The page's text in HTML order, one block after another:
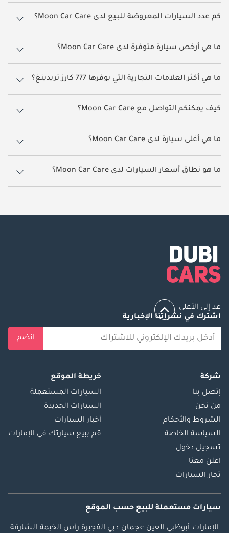
يقع Moon Car Care في دبي.
كم عدد السيارات المعروضة للبيع لدى Moon Car Care؟
يضم Moon Car Care حالياً 22 سيارات معروضة للبيع على دوبي كارز.
ما هي أرخص سيارة متوفرة لدى Moon Car Care؟
أرخص سيارة متوفرة حالياً لدى Moon Car Care هي رينو سيمبول بسعر
يقارب
14,000.
ما هي أكثر العلامات التجارية التي يوفرها 777 كارز تريدينغ؟
يوفر Moon Car Care مجموعة كبيرة من سيارات ميتسوبيشي باجيرو, تويوتا
كورولا, نيسان كيكس, هوندا سي آر في, مرسيدس بنز G 63 AMG
كيف يمكنكم التواصل مع Moon Car Care؟
يمكنكم التواصل مع Moon Car Care مباشرةً عبر أزرار الاتصال وواتساب
الظاهرة على جميع إعلاناتهم في دوبي كارز. ويُعد التواصل من خلال صفحة
السيارة نفسها أسرع طريقة للحصول على معلومات دقيقة حول تلك
ما هي أغلى سيارة لدى Moon Car Care؟
أغلى سيارة معروضة لدى Moon Car Care هي مرسيدس بنز G 63 AMG بسعر
يقارب
195,000
ما هو نطاق أسعار السيارات لدى Moon Car Care؟
تتراوح أسعار السيارات لدى Moon Car Care بين 14,000 -
195,000
عد إلى الأعلى
اشترك في نشراتنا الإخبارية
انضم
شركة
إتصل بنا
من نحن
الشروط والأحكام
السياسة الخاصة
تسجيل دخول
اعلن معنا
تجار السيارات
خريطة الموقع
السيارات المستعملة
السيارات الجديدة
أخبار السيارات
قم ببيع سيارتك في الإمارات
سيارات مستعملة للبيع حسب الموقع
الإمارات أبوظبي العين عجمان دبي الفجيرة رأس الخيمة الشارقة